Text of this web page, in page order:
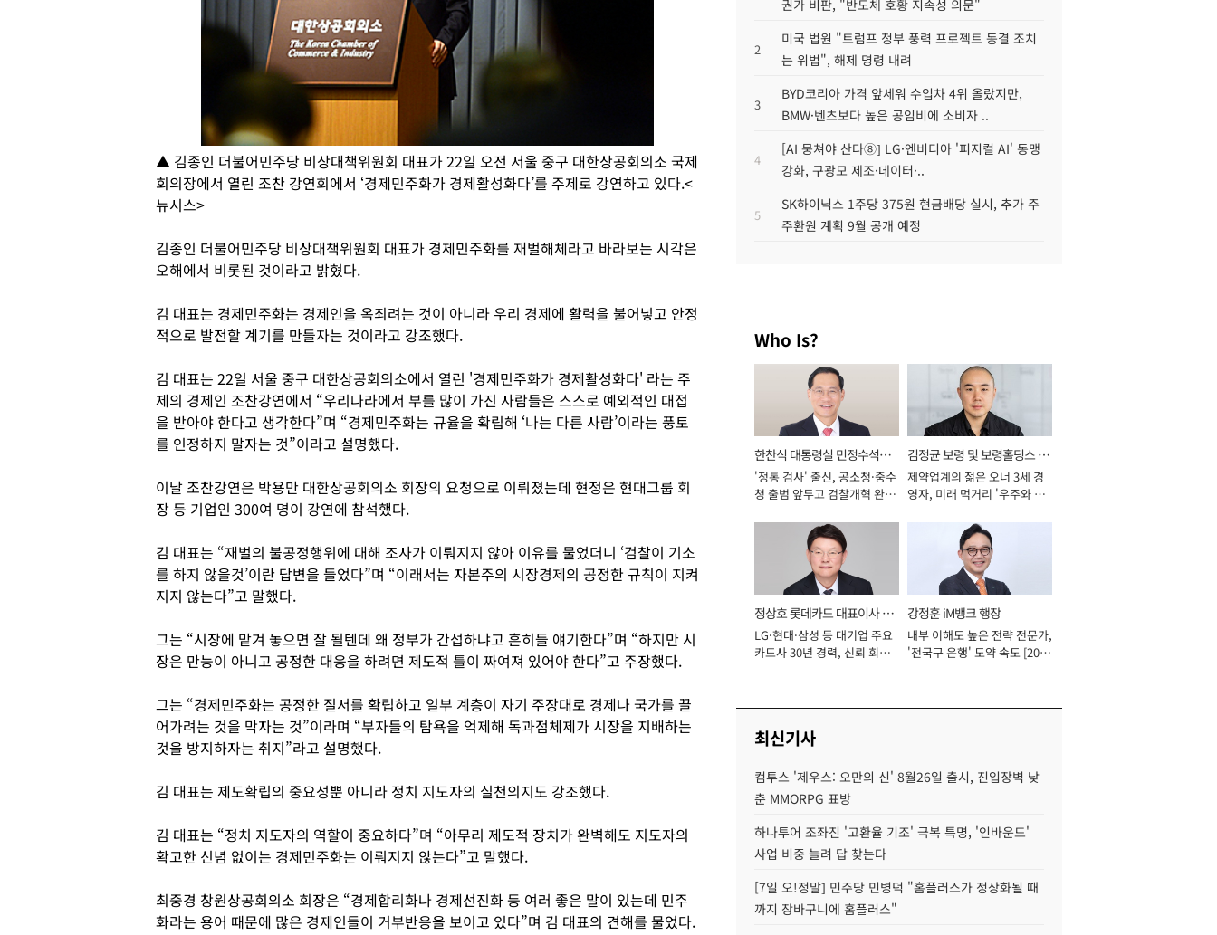
▲ 김종인 더불어민주당 비상대책위원회 대표가 22일 오전 서울 중구 대한상공회의소 국제
회의장에서 열린 조찬 강연회에서 ‘경제민주화가 경제활성화다’를 주제로 강연하고 있다.<
뉴시스>
김종인 더불어민주당 비상대책위원회 대표가 경제민주화를 재벌해체라고 바라보는 시각은
오해에서 비롯된 것이라고 밝혔다.
김 대표는 경제민주화는 경제인을 옥죄려는 것이 아니라 우리 경제에 활력을 불어넣고 안정
적으로 발전할 계기를 만들자는 것이라고 강조했다.
김 대표는 22일 서울 중구 대한상공회의소에서 열린 '경제민주화가 경제활성화다' 라는 주
제의 경제인 조찬강연에서 “우리나라에서 부를 많이 가진 사람들은 스스로 예외적인 대접
을 받아야 한다고 생각한다”며 “경제민주화는 규율을 확립해 ‘나는 다른 사람’이라는 풍토
를 인정하지 말자는 것”이라고 설명했다.
이날 조찬강연은 박용만 대한상공회의소 회장의 요청으로 이뤄졌는데 현정은 현대그룹 회
장 등 기업인 300여 명이 강연에 참석했다.
김 대표는 “재벌의 불공정행위에 대해 조사가 이뤄지지 않아 이유를 물었더니 ‘검찰이 기소
를 하지 않을것’이란 답변을 들었다”며 “이래서는 자본주의 시장경제의 공정한 규칙이 지켜
지지 않는다”고 말했다.
그는 “시장에 맡겨 놓으면 잘 될텐데 왜 정부가 간섭하냐고 흔히들 얘기한다”며 “하지만 시
장은 만능이 아니고 공정한 대응을 하려면 제도적 틀이 짜여져 있어야 한다”고 주장했다.
그는 “경제민주화는 공정한 질서를 확립하고 일부 계층이 자기 주장대로 경제나 국가를 끌
어가려는 것을 막자는 것”이라며 “부자들의 탐욕을 억제해 독과점체제가 시장을 지배하는
것을 방지하자는 취지”라고 설명했다.
김 대표는 제도확립의 중요성뿐 아니라 정치 지도자의 실천의지도 강조했다.
김 대표는 “정치 지도자의 역할이 중요하다”며 “아무리 제도적 장치가 완벽해도 지도자의
확고한 신념 없이는 경제민주화는 이뤄지지 않는다”고 말했다.
최중경 창원상공회의소 회장은 “경제합리화나 경제선진화 등 여러 좋은 말이 있는데 민주
화라는 용어 때문에 많은 경제인들이 거부반응을 보이고 있다”며 김 대표의 견해를 물었다.
권가 비판, "반도체 호황 지속성 의문"
2
미국 법원 "트럼프 정부 풍력 프로젝트 동결 조치
는 위법", 해제 명령 내려
3
BYD코리아 가격 앞세워 수입차 4위 올랐지만,
BMW·벤츠보다 높은 공임비에 소비자 ..
4
[AI 뭉쳐야 산다⑧] LG·엔비디아 '피지컬 AI' 동맹
강화, 구광모 제조·데이터·..
5
SK하이닉스 1주당 375원 현금배당 실시, 추가 주
주환원 계획 9월 공개 예정
Who Is?
한찬식 대통령실 민정수석비
서관
'정통 검사' 출신, 공소청·중수
청 출범 앞두고 검찰개혁 완수
김정균 보령 및 보령홀딩스 대
표이사 사장
제약업계의 젊은 오너 3세 경
영자, 미래 먹거리 '우주와 헬
정상호 롯데카드 대표이사 사
장
LG·현대·삼성 등 대기업 주요
카드사 30년 경력, 신뢰 회복
강정훈 iM뱅크 행장
내부 이해도 높은 전략 전문가,
'전국구 은행' 도약 속도 [2026
최신기사
컴투스 '제우스: 오만의 신' 8월26일 출시, 진입장벽 낮
춘 MMORPG 표방
하나투어 조좌진 '고환율 기조' 극복 특명, '인바운드'
사업 비중 늘려 답 찾는다
[7일 오!정말] 민주당 민병덕 "홈플러스가 정상화될 때
까지 장바구니에 홈플러스"